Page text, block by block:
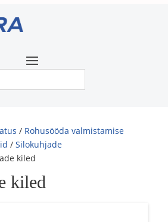
/ Rohusööda valmistamise
/Silokuhjade
kiled
kiled